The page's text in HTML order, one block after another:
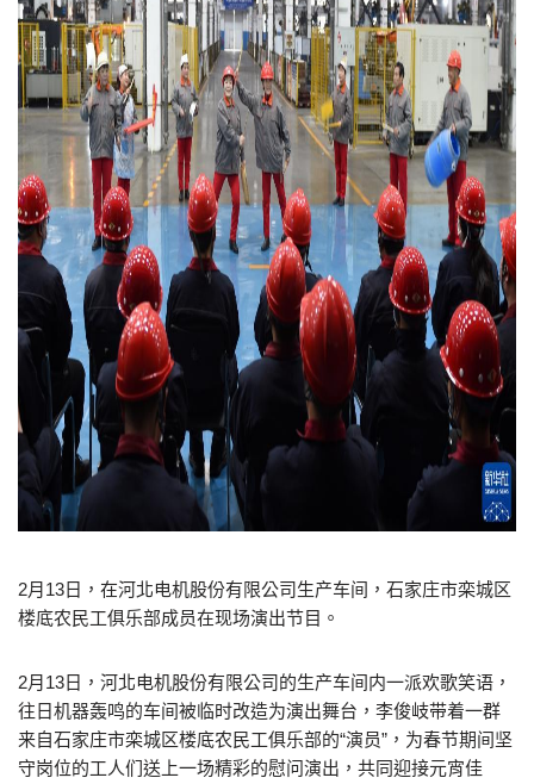
2月13日，在河北电机股份有限公司生产车间，石家庄市栾城区
楼底农民工俱乐部成员在现场演出节目。
2月13日，河北电机股份有限公司的生产车间内一派欢歌笑语，
往日机器轰鸣的车间被临时改造为演出舞台，李俊岐带着一群
来自石家庄市栾城区楼底农民工俱乐部的“演员”，为春节期间坚
守岗位的工人们送上一场精彩的慰问演出，共同迎接元宵佳